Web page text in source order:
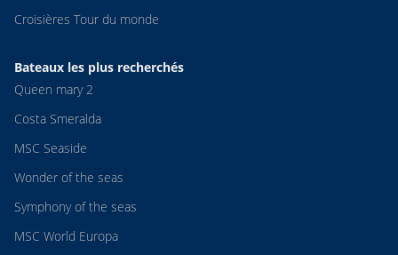
Croisières Tour du monde
Bateaux les plus recherchés
Queen mary 2
Costa Smeralda
MSC Seaside
Wonder of the seas
Symphony of the seas
MSC World Europa